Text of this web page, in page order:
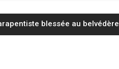
blessée au belvédère